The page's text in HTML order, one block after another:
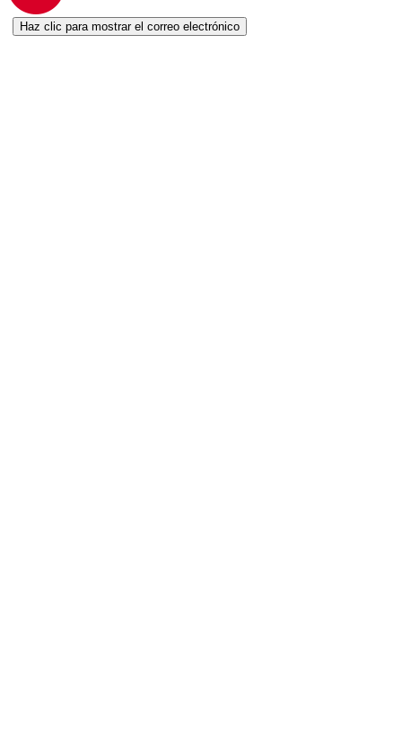
Haz clic para mostrar el correo electrónico